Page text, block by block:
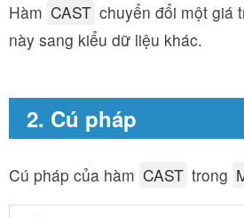
Hàm CAST chuyển đổi một giá
này sang kiểu dữ liệu khác.
2. Cú pháp
Cú pháp của hàm CAST trong